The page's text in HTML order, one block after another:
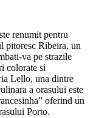
renumit pentru
pitoresc Ribeira, un
va pe strazile
colorate si
Lello, una dintre
a orasului este
oferind un
Porto.